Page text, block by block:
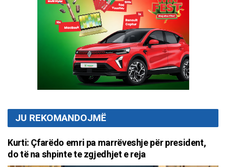
JU REKOMANDOJMË
Kurti: Çfarëdo emri pa marrëveshje për president,
do të na shpinte te zgjedhjet e reja